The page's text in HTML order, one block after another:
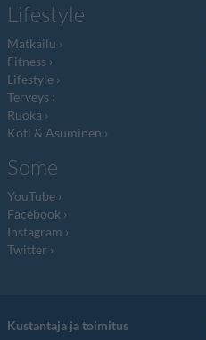
Lifestyle
Matkailu
Fitness
Lifestyle
Terveys
Ruoka
Koti & Asuminen
Some
YouTube
Facebook
Instagram
Twitter
Kustantaja ja toimitus